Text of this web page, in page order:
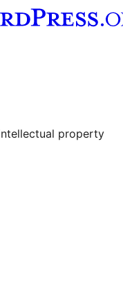
property